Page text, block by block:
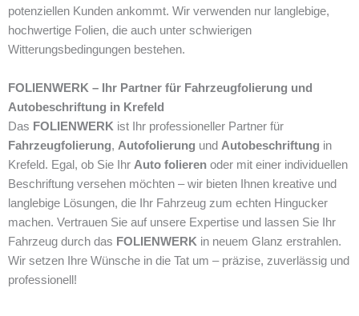
potenziellen Kunden ankommt. Wir verwenden nur langlebige,
hochwertige Folien, die auch unter schwierigen
Witterungsbedingungen bestehen.
FOLIENWERK – Ihr Partner für Fahrzeugfolierung und
Autobeschriftung in Krefeld
Das FOLIENWERK ist Ihr professioneller Partner für
Fahrzeugfolierung, Autofolierung und Autobeschriftung in
Krefeld. Egal, ob Sie Ihr Auto folieren oder mit einer individuellen
Beschriftung versehen möchten – wir bieten Ihnen kreative und
langlebige Lösungen, die Ihr Fahrzeug zum echten Hingucker
machen. Vertrauen Sie auf unsere Expertise und lassen Sie Ihr
Fahrzeug durch das FOLIENWERK in neuem Glanz erstrahlen.
Wir setzen Ihre Wünsche in die Tat um – präzise, zuverlässig und
professionell!